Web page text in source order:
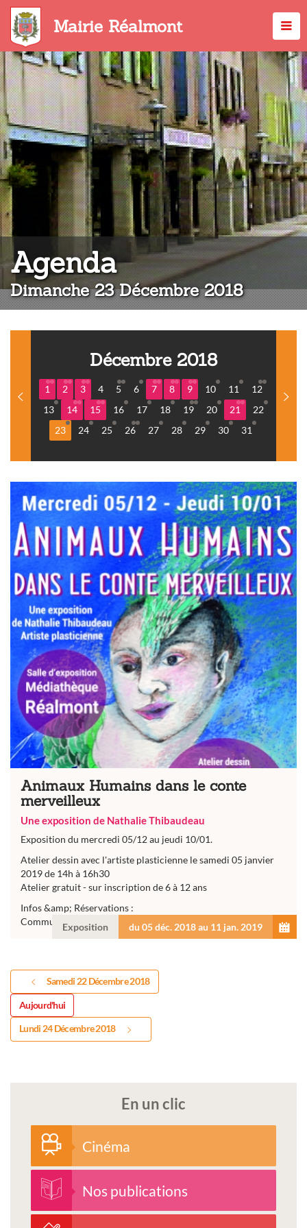
Aller
contenu
principal
Mairie Réalmont
Agenda:
Dimanche 23 Décembre 2018
Décembre 2018
1 2 3 4 5 6 7 8 9 10 11
12
13
14 15 16 17 18 19 20 21
22
23
24 25 26 27 28 29 30 31
Animaux Humains dans le conte
merveilleux
Une exposition de Nathalie Thibaudeau
Exposition du mercredi 05/12 au jeudi 10/01.
Atelier dessin avec l'artiste plasticienne le samedi 05 janvier
2019 de 14h à 16h30
Atelier gratuit - sur inscription de 6 à 12 ans
Infos &amp; Réservations :
Communautés de Communes Centre Tarn
Exposition du 05 déc. 2018 au 11 jan. 2019
Samedi 22 Décembre 2018
Aujourd'hui
Lundi 24 Décembre 2018
En un clic
Cinéma
Nos publications